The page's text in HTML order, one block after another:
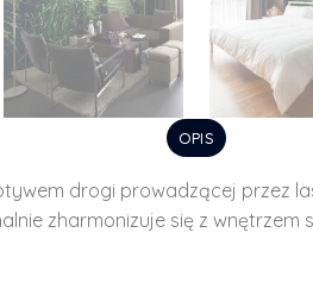
OPIS
drogi prowadzącej przez
zharmonizuje się z wnętrzem